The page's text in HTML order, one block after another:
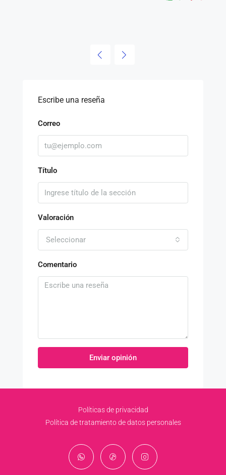
Escribe una reseña
Correo
Título
Valoración
Seleccionar
Comentario
Enviar opinión
Políticas de privacidad
Política de tratamiento de datos personales